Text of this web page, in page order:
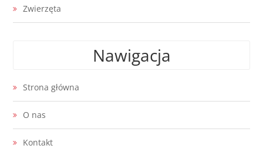
Zwierzęta
Nawigacja
Strona główna
O nas
Kontakt